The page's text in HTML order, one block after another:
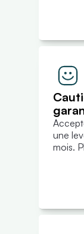
une
mois.